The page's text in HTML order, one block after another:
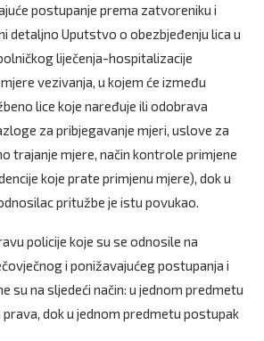
postupanje prema zatvoreniku i
detaljno Uputstvo o obezbjeđenju lica u
liječenja-hospitalizacije
vezivanja, u kojem će između
lice koje naređuje ili odobrava
za pribjegavanje mjeri, uslove za
trajanje mjere, način kontrole primjene
koje prate primjenu mjere), dok u
pritužbe je istu povukao.
policije koje su se odnosile na
i ponižavajućeg postupanja i
su na sljedeći način: u jednom predmetu
dok u jednom predmetu postupak